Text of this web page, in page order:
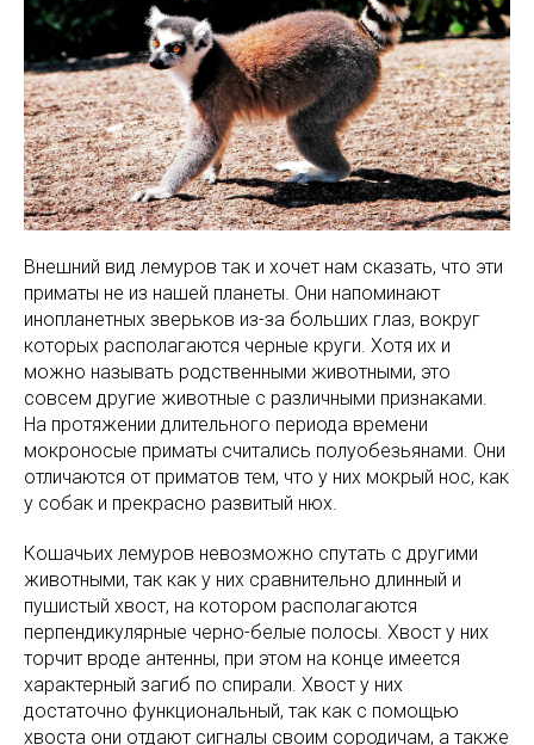
Внешний вид лемуров так и хочет нам сказать, что эти
приматы не из нашей планеты. Они напоминают
инопланетных зверьков из-за больших глаз, вокруг
которых располагаются черные круги. Хотя их и
можно называть родственными животными, это
совсем другие животные с различными признаками.
На протяжении длительного периода времени
мокроносые приматы считались полуобезьянами. Они
отличаются от приматов тем, что у них мокрый нос, как
у собак и прекрасно развитый нюх.
Кошачьих лемуров невозможно спутать с другими
животными, так как у них сравнительно длинный и
пушистый хвост, на котором располагаются
перпендикулярные черно-белые полосы. Хвост у них
торчит вроде антенны, при этом на конце имеется
характерный загиб по спирали. Хвост у них
достаточно функциональный, так как с помощью
хвоста они отдают сигналы своим сородичам, а также